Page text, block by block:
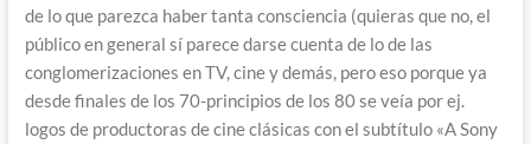
de lo que parezca haber tanta consciencia (quieras que no, el
público en general sí parece darse cuenta de lo de las
conglomerizaciones en TV, cine y demás, pero eso porque ya
desde finales de los 70-principios de los 80 se veía por ej.
logos de productoras de cine clásicas con el subtítulo «A Sony